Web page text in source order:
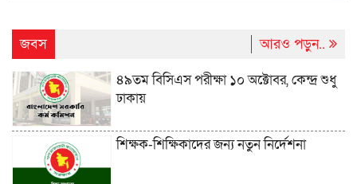
জবস
আরও পড়ুন..
৪৯তম বিসিএস পরীক্ষা ১০ অক্টোবর, কেন্দ্র শুধু
ঢাকায়
শিক্ষক-শিক্ষিকাদের জন্য নতুন নির্দেশনা